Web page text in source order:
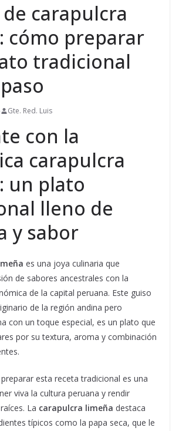
de carapulcra
cómo preparar
tradicional
Gte. Red. Luis
con la
carapulcra
un plato
lleno de
y sabor
es una joya culinaria que
de sabores ancestrales con la
de la capital peruana. Este guiso
de la región andina pero
con un toque especial, es un plato que
por su textura, aroma y combinación
esta receta tradicional es una
viva la cultura peruana y rendir
La carapulcra limeña destaca
típicos como la papa seca, que le